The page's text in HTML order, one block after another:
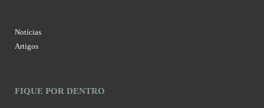
Notícias
Artigos
FIQUE POR DENTRO